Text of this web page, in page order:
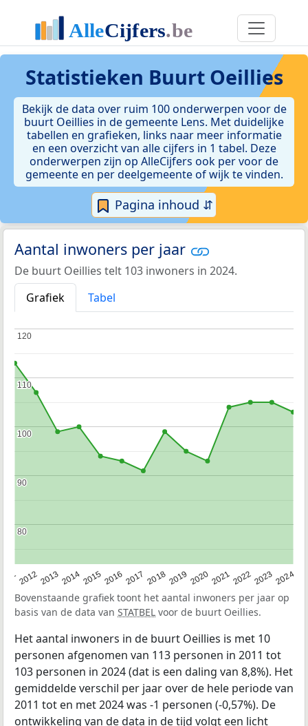
Statistieken Buurt Oeillies
Bekijk de data over ruim 100 onderwerpen voor de
buurt Oeillies in de gemeente Lens. Met duidelijke
tabellen en grafieken, links naar meer informatie
en een overzicht van alle cijfers in 1 tabel. Deze
onderwerpen zijn op AlleCijfers ook per voor de
gemeente en per deelgemeente of wijk te vinden.
Pagina inhoud ⇵
Aantal inwoners per jaar
De buurt Oeillies telt 103 inwoners in 2024.
Grafiek
Tabel
201220132014201520162017 20182019 20202021202220232024
80
80
90
90
100
100
110
110
120
120
Bovenstaande grafiek toont het aantal inwoners per jaar op
basis van de data van STATBEL voor de buurt Oeillies.
Het aantal inwoners in de buurt Oeillies is met 10
personen afgenomen van 113 personen in 2011 tot
103 personen in 2024 (dat is een daling van 8,8%). Het
gemiddelde verschil per jaar over de hele periode van
2011 tot en met 2024 was -1 personen (-0,57%). De
ontwikkeling van de data in de tijd volgt een licht